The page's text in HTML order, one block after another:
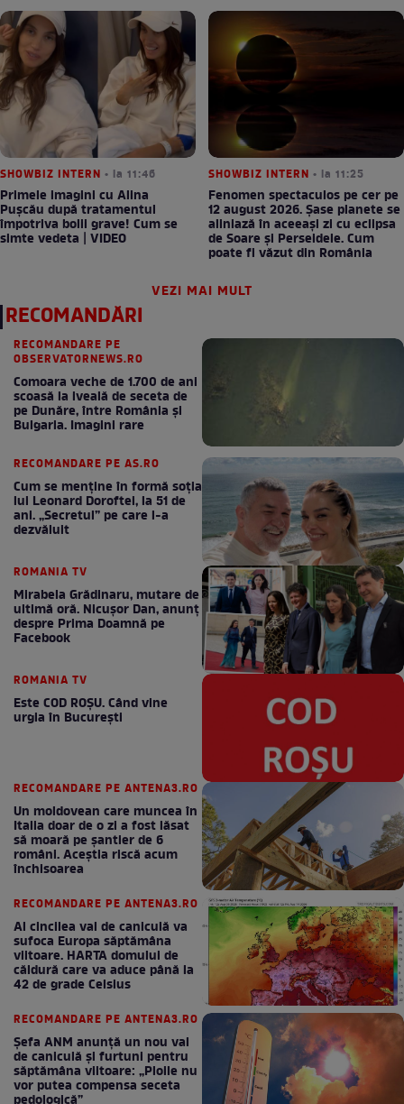
SHOWBIZ INTERN • la 11:46
Primele imagini cu Alina
Pușcău după tratamentul
împotriva bolii grave! Cum se
simte vedeta | VIDEO
SHOWBIZ INTERN • la 11:25
Fenomen spectaculos pe cer pe
12 august 2026. Șase planete se
aliniază în aceeași zi cu eclipsa
de Soare și Perseidele. Cum
poate fi văzut din România
VEZI MAI MULT
RECOMANDĂRI
RECOMANDARE PE
OBSERVATORNEWS.RO
Comoara veche de 1.700 de ani
scoasă la iveală de seceta de
pe Dunăre, între România şi
Bulgaria. Imagini rare
RECOMANDARE PE AS.RO
Cum se menţine în formă soţia
lui Leonard Doroftei, la 51 de
ani. „Secretul” pe care l-a
dezvăluit
ROMANIA TV
Mirabela Grădinaru, mutare de
ultimă oră. Nicuşor Dan, anunţ
despre Prima Doamnă pe
Facebook
ROMANIA TV
Este COD ROŞU. Când vine
urgia în Bucureşti
RECOMANDARE PE ANTENA3.RO
Un moldovean care muncea în
Italia doar de o zi a fost lăsat
să moară pe şantier de 6
români. Aceștia riscă acum
închisoarea
RECOMANDARE PE ANTENA3.RO
Al cincilea val de caniculă va
sufoca Europa săptămâna
viitoare. HARTA domului de
căldură care va aduce până la
42 de grade Celsius
RECOMANDARE PE ANTENA3.RO
Șefa ANM anunță un nou val
de caniculă și furtuni pentru
săptămâna viitoare: „Ploile nu
vor putea compensa seceta